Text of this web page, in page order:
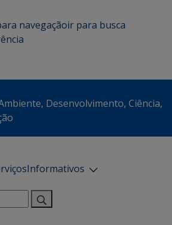
navegaçãoir para busca
Desenvolvimento, Ciência,
Informativos